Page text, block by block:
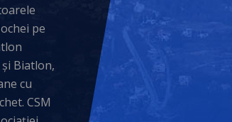
pe
Biatlon,
cu
CSM